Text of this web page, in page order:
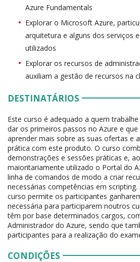
Azure Fundamentals
Explorar o Microsoft Azure,
arquitetura e alguns dos serviços
utilizados
Explorar os recursos de
auxiliam a gestão de recursos na
DESTINATÁRIOS
Este curso é adequado a quem
dar os primeiros passos no Azure e
aprender mais sobre as suas ofertas e
prática com este produto. O curso
demonstrações e sessões práticas e,
maioritariamente utilizado o Portal do
linha de comandos de modo a criar
necessárias competências em
curso permite os participantes
necessária para participarem noutros
têm por base determinados cargos,
Administrador do Azure, sendo que
participantes para a realização do
CONDIÇÕES